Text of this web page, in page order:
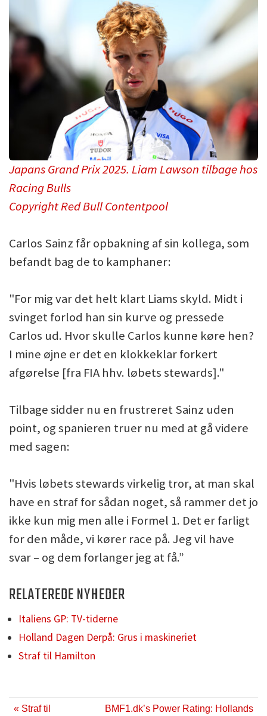
Japans Grand Prix 2025. Liam Lawson tilbage hos
Racing Bulls
Copyright Red Bull Contentpool
Carlos Sainz får opbakning af sin kollega, som
befandt bag de to kamphaner:
"For mig var det helt klart Liams skyld. Midt i
svinget forlod han sin kurve og pressede
Carlos ud. Hvor skulle Carlos kunne køre hen?
I mine øjne er det en klokkeklar forkert
afgørelse [fra FIA hhv. løbets stewards]."
Tilbage sidder nu en frustreret Sainz uden
point, og spanieren truer nu med at gå videre
med sagen:
"Hvis løbets stewards virkelig tror, at man skal
have en straf for sådan noget, så rammer det jo
ikke kun mig men alle i Formel 1. Det er farligt
for den måde, vi kører race på. Jeg vil have
svar – og dem forlanger jeg at få.”
RELATEREDE NYHEDER
Italiens GP: TV-tiderne
Holland Dagen Derpå: Grus i maskineriet
Straf til Hamilton
« Straf til BMF1.dk’s Power Rating: Hollands